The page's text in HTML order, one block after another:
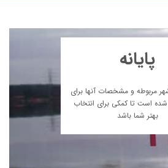
پایانه
مربوطه و مشخصات آنها برای
است تا کمکی برای انتخاب
بهتر شما باشد